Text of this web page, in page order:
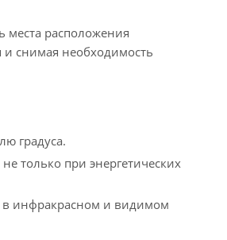
места расположения
снимая необходимость
градуса.
только при энергетических
в инфракрасном и видимом